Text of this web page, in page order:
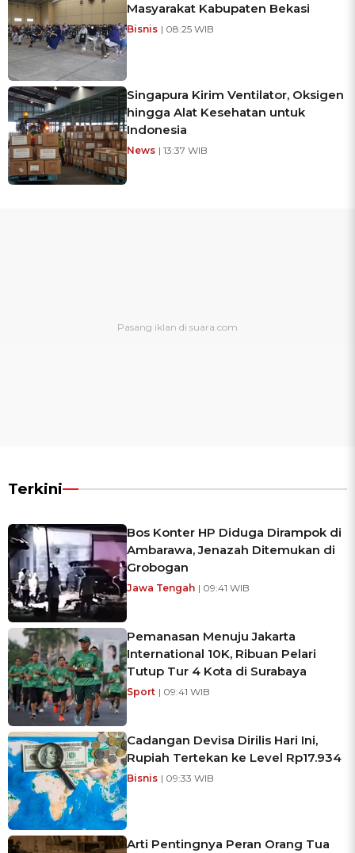
Masyarakat Kabupaten Bekasi
Bisnis | 08:25 WIB
Singapura Kirim Ventilator, Oksigen
hingga Alat Kesehatan untuk
Indonesia
News | 13:37 WIB
Terkini
Bos Konter HP Diduga Dirampok di
Ambarawa, Jenazah Ditemukan di
Grobogan
Jawa Tengah | 09:41 WIB
Pemanasan Menuju Jakarta
International 10K, Ribuan Pelari
Tutup Tur 4 Kota di Surabaya
Sport | 09:41 WIB
Cadangan Devisa Dirilis Hari Ini,
Rupiah Tertekan ke Level Rp17.934
Bisnis | 09:33 WIB
Arti Pentingnya Peran Orang Tua